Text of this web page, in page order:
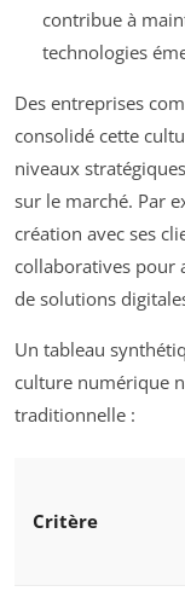
contribue à
technologies
Des entreprises
consolidé cette
niveaux
sur le marché. Par
création avec ses
collaboratives pour
de solutions
Un tableau
culture numérique
traditionnelle :
Critère